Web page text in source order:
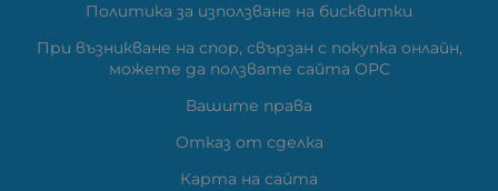
Политика за използване на бисквитки
При възникване на спор, свързан с покупка онлайн,
можете да ползвате сайта ОРС
Вашите права
Отказ от сделка
Карта на сайта